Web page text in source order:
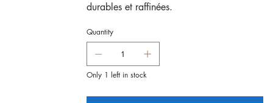
durables et raffinées.
Quantity
Only 1 left in stock